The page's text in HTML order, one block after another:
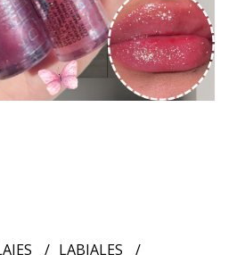
LABIALES